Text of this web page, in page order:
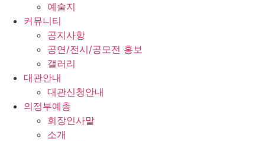
예술지
커뮤니티
공지사항
공연/전시/공모전 홍보
갤러리
대관안내
대관신청안내
의정부예총
회장인사말
소개